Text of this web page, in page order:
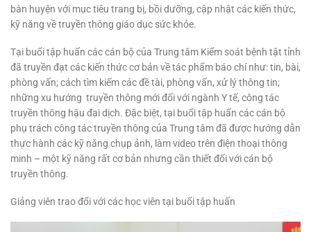
bàn huyện với mục tiêu trang bị, bồi dưỡng, cập nhật các kiến thức,
kỹ năng về truyền thông giáo dục sức khỏe.
Tại buổi tập huấn các cán bộ của Trung tâm Kiểm soát bệnh tật tỉnh
đã truyền đạt các kiến thức cơ bản về tác phẩm báo chí như: tin, bài,
phòng vấn; cách tìm kiếm các đề tài, phòng vấn, xử lý thông tin;
những xu hướng truyền thông mới đối với ngành Y tế, công tác
truyền thông hậu đại dịch. Đặc biệt, tại buổi tập huấn các cán bộ
phụ trách công tác truyền thông của Trung tâm đã được hướng dẫn
thực hành các kỹ năng chụp ảnh, làm video trên điện thoại thông
minh – một kỹ năng rất cơ bản nhưng cần thiết đối với cán bộ
truyền thông.
Giảng viên trao đổi với các học viên tại buổi tập huấn